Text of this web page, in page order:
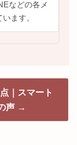
などの各メ
ます。
｜スマート
声 →